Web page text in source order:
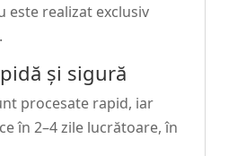
este realizat exclusiv
și sigură
procesate rapid, iar
în 2–4 zile lucrătoare, în